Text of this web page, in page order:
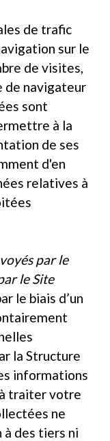
de trafic
sur le
de visites,
de navigateur
sont
à la
de ses
d'en
relatives à
par le
le Site
le biais d’un
la Structure
informations
traiter votre
ne
à des tiers ni